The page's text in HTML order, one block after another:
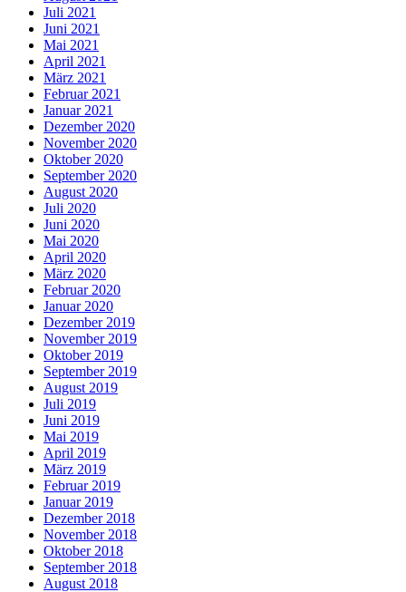
Juli 2021
Juni 2021
Mai 2021
April 2021
März 2021
Februar 2021
Januar 2021
Dezember 2020
November 2020
Oktober 2020
September 2020
August 2020
Juli 2020
Juni 2020
Mai 2020
April 2020
März 2020
Februar 2020
Januar 2020
Dezember 2019
November 2019
Oktober 2019
September 2019
August 2019
Juli 2019
Juni 2019
Mai 2019
April 2019
März 2019
Februar 2019
Januar 2019
Dezember 2018
November 2018
Oktober 2018
September 2018
August 2018